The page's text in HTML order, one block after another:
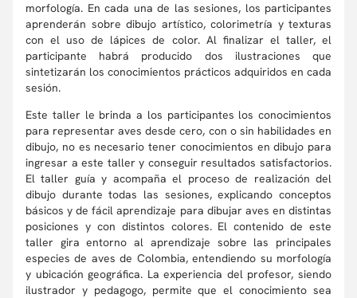
morfología. En cada una de las sesiones, los participantes
aprenderán sobre dibujo artístico, colorimetría y texturas
con el uso de lápices de color. Al finalizar el taller, el
participante habrá producido dos ilustraciones que
sintetizarán los conocimientos prácticos adquiridos en cada
sesión.
Este taller le brinda a los participantes los conocimientos
para representar aves desde cero, con o sin habilidades en
dibujo, no es necesario tener conocimientos en dibujo para
ingresar a este taller y conseguir resultados satisfactorios.
El taller guía y acompaña el proceso de realización del
dibujo durante todas las sesiones, explicando conceptos
básicos y de fácil aprendizaje para dibujar aves en distintas
posiciones y con distintos colores. El contenido de este
taller gira entorno al aprendizaje sobre las principales
especies de aves de Colombia, entendiendo su morfología
y ubicación geográfica. La experiencia del profesor, siendo
ilustrador y pedagogo, permite que el conocimiento sea